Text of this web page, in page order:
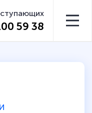
59 38